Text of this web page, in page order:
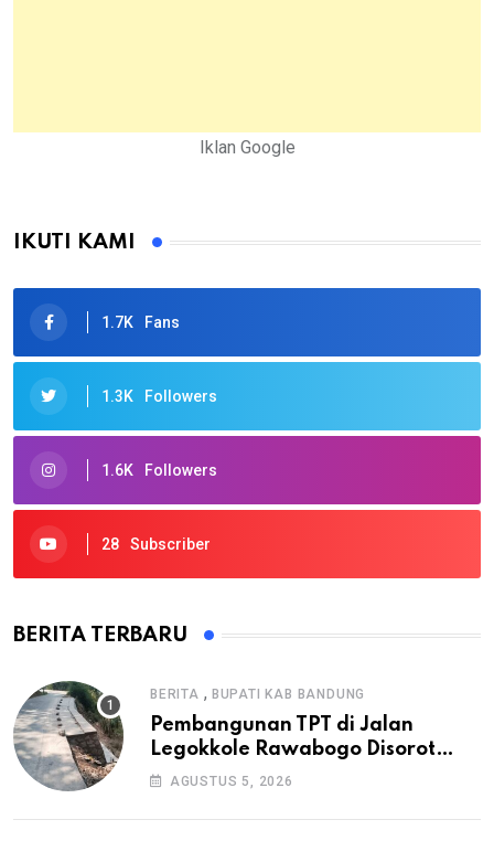
Iklan Google
IKUTI KAMI
1.7K Fans
1.3K Followers
1.6K Followers
28 Subscriber
BERITA TERBARU
BERITA , BUPATI KAB BANDUNG
Pembangunan TPT di Jalan
Legokkole Rawabogo Disorot
Warga, Selesai Tanpa Papan
AGUSTUS 5, 2026